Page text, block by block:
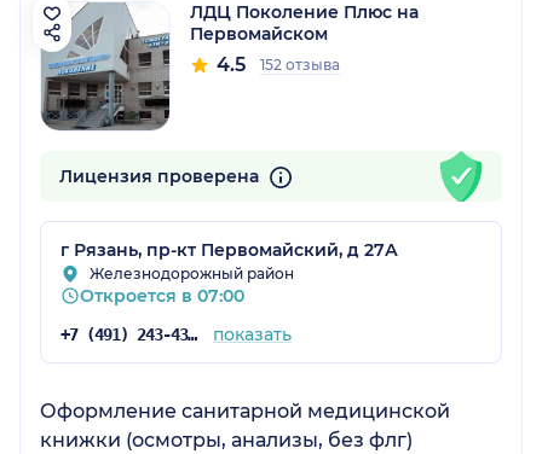
ЛДЦ Поколение Плюс на
Первомайском
4.5 152 отзыва
Лицензия проверена
г Рязань, пр-кт Первомайский, д 27А
Железнодорожный район
Откроется в 07:00
+7 (491) 243-43-00 показать
Оформление санитарной медицинской
книжки (осмотры, анализы, без флг)